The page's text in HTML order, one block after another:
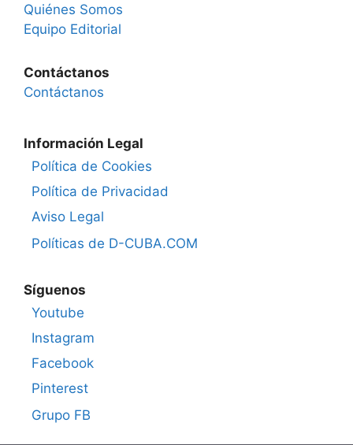
Quiénes Somos
Equipo Editorial
Contáctanos
Contáctanos
Información Legal
Política de Cookies
Política de Privacidad
Aviso Legal
Políticas de D-CUBA.COM
Síguenos
Youtube
Instagram
Facebook
Pinterest
Grupo FB